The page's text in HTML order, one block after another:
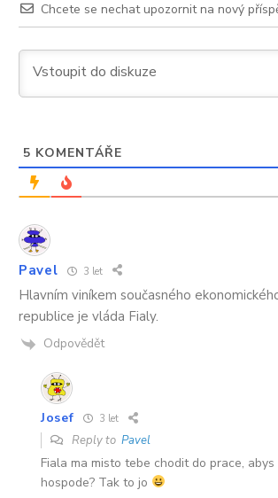
Chcete se nechat upozornit na nový
5 KOMENTÁŘE
Pavel 3 let
Hlavním viníkem současného
republice je vláda Fialy.
Odpovědět
Josef 3 let
Reply to Pavel
Fiala ma misto tebe chodit do prace,
hospode? Tak to jo